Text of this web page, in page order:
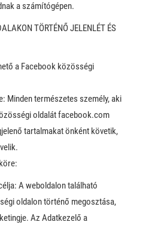
a számítógépen.
TÖRTÉNŐ JELENLÉT ÉS
a Facebook közösségi
Minden természetes személy, aki
oldalát facebook.com
tartalmakat önként követik,
A weboldalon található
oldalon történő megosztása,
Az Adatkezelő a